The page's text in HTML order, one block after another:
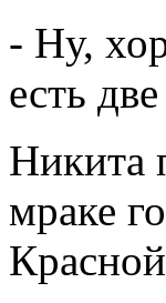
- Ну,
есть
Никита
мраке